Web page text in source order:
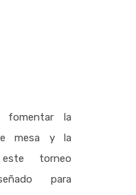
la
mesa y la
torneo
para